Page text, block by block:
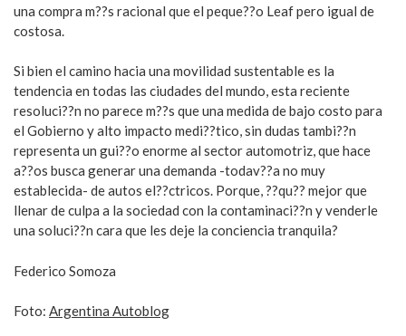
una compra m??s racional que el peque??o Leaf pero igual de
costosa.
Si bien el camino hacia una movilidad sustentable es la
tendencia en todas las ciudades del mundo, esta reciente
resoluci??n no parece m??s que una medida de bajo costo para
el Gobierno y alto impacto medi??tico, sin dudas tambi??n
representa un gui??o enorme al sector automotriz, que hace
a??os busca generar una demanda -todav??a no muy
establecida- de autos el??ctricos. Porque, ??qu?? mejor que
llenar de culpa a la sociedad con la contaminaci??n y venderle
una soluci??n cara que les deje la conciencia tranquila?
Federico Somoza
Foto: Argentina Autoblog